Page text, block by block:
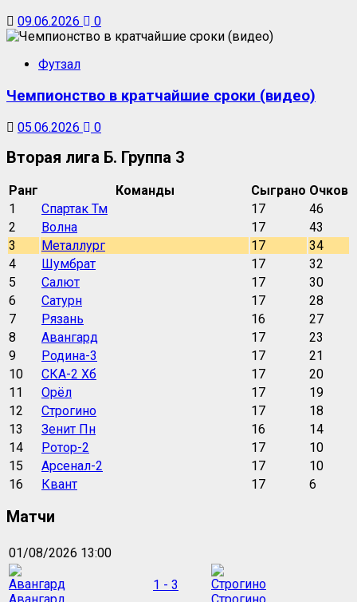
09.06.2026 0
Футзал
Чемпионство в кратчайшие сроки (видео)
05.06.2026 0
Вторая лига Б. Группа 3
Ранг Команды Сыграно Очков
1
Спартак Тм 17
46
2
Волна 17
43
3
Металлург 17
34
4
Шумбрат 17
32
5
Салют 17
30
6
Сатурн 17
28
7
Рязань 16
27
8
Авангард 17
23
9
Родина-3 17
21
10
СКА-2 Хб 17
20
11
Орёл 17
19
12
Строгино 17
18
13
Зенит Пн 16
14
14
Ротор-2 17
10
15
Арсенал-2 17
10
16
Квант 17 6
Матчи
01/08/2026 13:00
1 - 3